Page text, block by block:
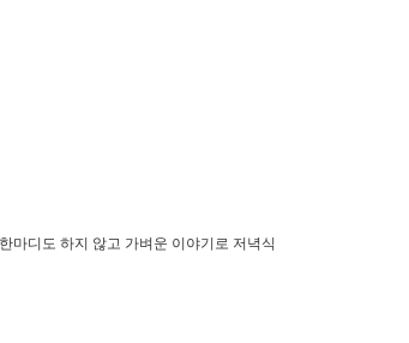
마디도 하지 않고 가벼운 이야기로 저녁식